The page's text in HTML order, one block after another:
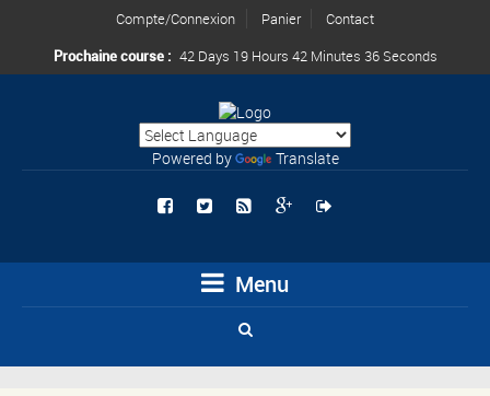
Compte/Connexion Panier
Contact
Prochaine course : 42 Days 19 Hours 42 Minutes 36 Seconds
Powered by Translate
Menu